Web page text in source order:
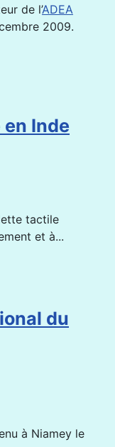
de l’ADEA
2009.
Inde
tactile
et à...
du
à Niamey le